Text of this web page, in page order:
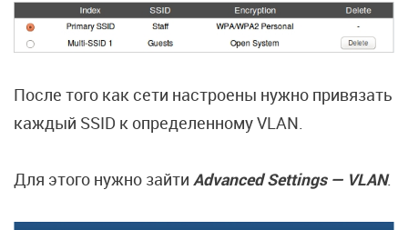
После того как сети настроены нужно привязать
каждый SSID к определенному VLAN.
Для этого нужно зайти Advanced Settings — VLAN.